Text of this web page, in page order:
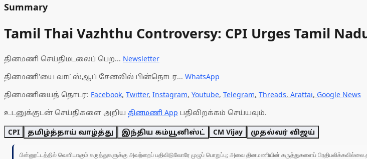
Summary
Tamil Thai Vazhthu Controversy: CPI Urges Tamil
தினமணி செய்திமடலைப் பெற... Newsletter
தினமணி'யை வாட்ஸ்ஆப் சேனலில் பின்தொடர... WhatsApp
தினமணியைத் தொடர: Facebook, Twitter, Instagram, Youtube, Telegram, Threads, Arattai, Google News
உடனுக்குடன் செய்திகளை அறிய தினமணி App பதிவிறக்கம் செய்யவும்.
CPI தமிழ்த்தாய் வாழ்த்து இந்திய கம்யூனிஸ்ட் CM Vijay முதல்வர் விஜய்
பின்னூட்டத்தில் வெளியாகும் கருத்துகளுக்கு அவற்றைப் பதிவிடுவோரே முழுப் பொறுப்பு; அவை தினமணியின் கருத்துகளைப்